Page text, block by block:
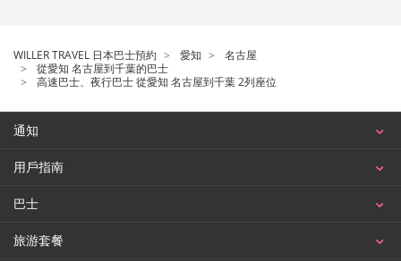
WILLER TRAVEL 日本巴士預約 愛知
名古屋
從愛知 名古屋到千葉的巴士
高速巴士、夜行巴士 從愛知 名古屋到千葉 2列座位
通知
用戶指南
巴士
旅游套餐